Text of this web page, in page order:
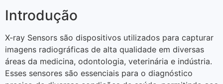
Introdução
X-ray Sensors são dispositivos utilizados para capturar
imagens radiográficas de alta qualidade em diversas
áreas da medicina, odontologia, veterinária e indústria.
Esses sensores são essenciais para o diagnóstico